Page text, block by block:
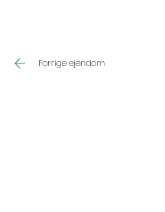
Forrige ejendom